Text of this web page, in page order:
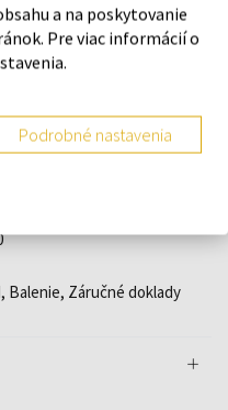
Balenie, Záručné doklady
a na poskytovanie
Pre viac informácií o
Podrobné nastavenia